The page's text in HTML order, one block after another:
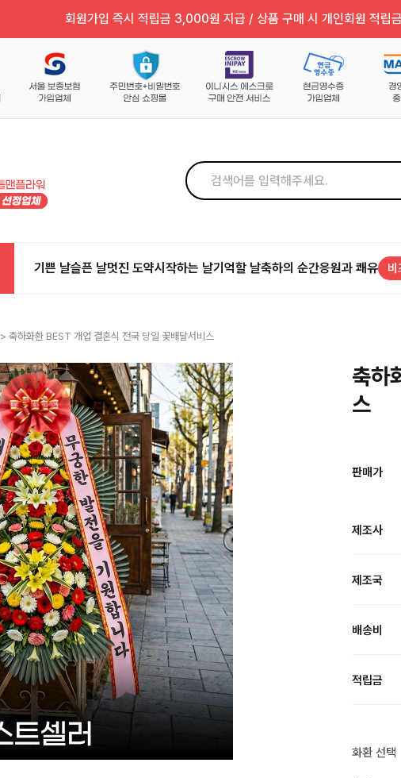
회원가입 즉시 적립금 3,000원 지급 / 상품 구매 시 개인회원 적립
기쁜 날슬픈 날멋진 도약시작하는 날기억할 날축하의 순간응원과 쾌유 비
> 축하화환 BEST 개업 결혼식 전국 당일 꽃배달서비스
축하
스
판매가
제조사
제조국
배송비
적립금
화환 선택